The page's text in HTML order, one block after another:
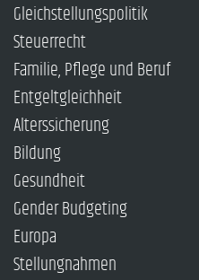
Gleichstellungspolitik
Steuerrecht
Familie, Pflege und Beruf
Entgeltgleichheit
Alterssicherung
Bildung
Gesundheit
Gender Budgeting
Europa
Stellungnahmen